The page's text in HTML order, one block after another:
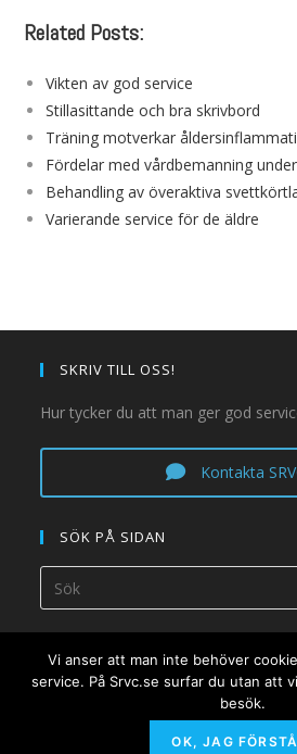
Related Posts:
Vikten av god service
Stillasittande och bra skrivbord
Träning motverkar
Fördelar med vårdbemanning
Behandling av överaktiva
Varierande service för de äldre
SKRIV TILL OSS!
Hur tycker du att man ger god
Kontakta
SÖK PÅ SIDAN
Vi anser att man inte behöver
service. På Srvc.se surfar du utan att
besök.
OK, JAG